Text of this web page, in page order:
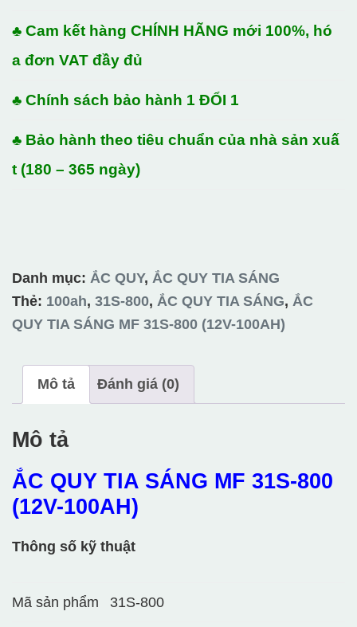
♣ Cam kết hàng CHÍNH HÃNG mới 100%, hó
a đơn VAT đầy đủ
♣ Chính sách bảo hành 1 ĐỔI 1
♣ Bảo hành theo tiêu chuẩn của nhà sản xuấ
t (180 – 365 ngày)
Danh mục: ẮC QUY, ẮC QUY TIA SÁNG
Thẻ: 100ah, 31S-800, ẮC QUY TIA SÁNG, ẮC
QUY TIA SÁNG MF 31S-800 (12V-100AH)
Mô tả Đánh giá (0)
Mô tả
ẮC QUY TIA SÁNG MF 31S-800
(12V-100AH)
Thông số kỹ thuật
Mã sản phẩm 31S-800